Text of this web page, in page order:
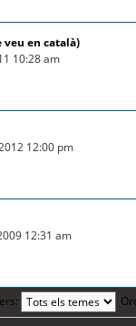
veu en català)
10:28 am
12:00 pm
12:31 am